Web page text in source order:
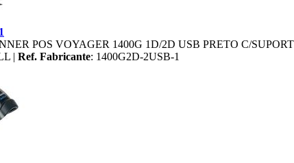
POS VOYAGER 1400G 1D/2D USB PRETO C/
| Ref. Fabricante: 1400G2D-2USB-1